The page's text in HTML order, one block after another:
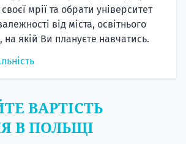
своєї мрії та обрати університет
від міста, освітнього
на якій Ви плануєте навчатись.
ВАРТІСТЬ
В ПОЛЬЩІ